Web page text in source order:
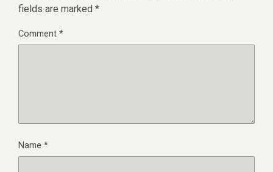
fields are marked *
Comment*
Name *